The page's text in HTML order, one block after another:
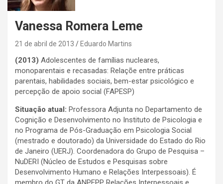
Vanessa Romera Leme
21 de abril de 2013 Eduardo Martins
(2013) Adolescentes de famílias nucleares,
monoparentais e recasadas: Relaçõe entre práticas
parentais, habilidades sociais, bem-estar psicológico e
percepção de apoio social (FAPESP)
Situação atual: Professora Adjunta no Departamento de
Cognição e Desenvolvimento no Instituto de Psicologia e
no Programa de Pós-Graduação em Psicologia Social
(mestrado e doutorado) da Universidade do Estado do Rio
de Janeiro (UERJ). Coordenadora do Grupo de Pesquisa –
NuDERI (Núcleo de Estudos e Pesquisas sobre
Desenvolvimento Humano e Relações Interpessoais). É